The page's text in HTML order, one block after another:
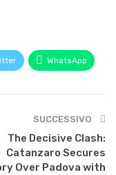
WhatsApp
SUCCESSIVO
The Decisive Clash:
Catanzaro Secures
Over Padova with